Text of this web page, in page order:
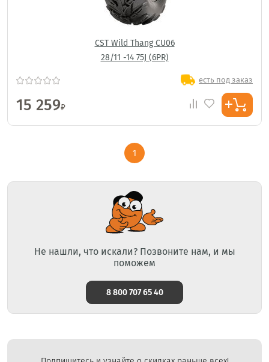
CST Wild Thang CU06
28/11 -14 75J (6PR)
есть под заказ
15 259₽
1
Не нашли, что искали? Позвоните нам, и мы
поможем
8 800 707 65 40